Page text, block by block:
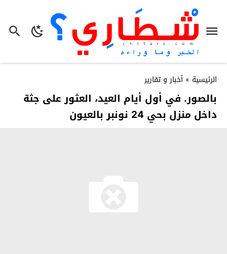
الرئيسية » أخبار و تقارير
بالصور. في أول أيام العيد، العثور على جثة
داخل منزل بحي 24 نونبر بالعيون